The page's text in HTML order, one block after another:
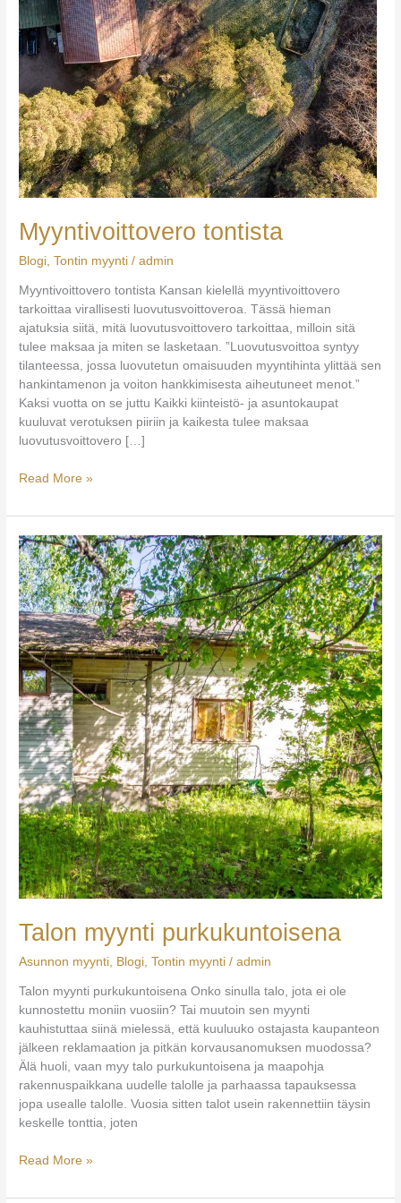
Myyntivoittovero tontista
Blogi ,Tontin myynti /admin
Myyntivoittovero tontista Kansan kielellä myyntivoittovero
tarkoittaa virallisesti luovutusvoittoveroa. Tässä hieman
ajatuksia siitä, mitä luovutusvoittovero tarkoittaa, milloin sitä
tulee maksaa ja miten se lasketaan. ”Luovutusvoittoa syntyy
tilanteessa, jossa luovutetun omaisuuden myyntihinta ylittää sen
hankintamenon ja voiton hankkimisesta aiheutuneet menot.”
Kaksi vuotta on se juttu Kaikki kiinteistö- ja asuntokaupat
kuuluvat verotuksen piiriin ja kaikesta tulee maksaa
luovutusvoittovero […]
Myyntivoittovero
Read More »
Talon myynti purkukuntoisena
Asunnon myynti Blogi ,Tontin myynti /admin
Talon myynti purkukuntoisena Onko sinulla talo, jota ei ole
kunnostettu moniin vuosiin? Tai muutoin sen myynti
kauhistuttaa siinä mielessä, että kuuluuko ostajasta kaupanteon
jälkeen reklamaation ja pitkän korvausanomuksen muodossa?
Älä huoli, vaan myy talo purkukuntoisena ja maapohja
rakennuspaikkana uudelle talolle ja parhaassa tapauksessa
jopa usealle talolle. Vuosia sitten talot usein rakennettiin täysin
keskelle tonttia, joten
Talon
purkukuntoisena
Read More »